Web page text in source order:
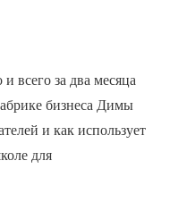
всего за два месяца
бизнеса Димы
и как использует
для